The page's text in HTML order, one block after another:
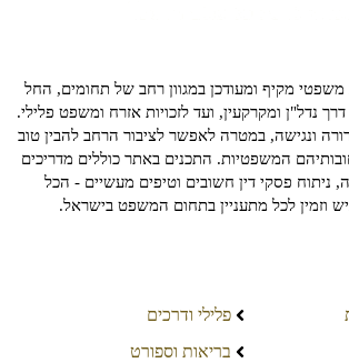
מקיף ומעודכן במגוון רחב של תחומים, החל
נדל"ן ומקרקעין, ועד לזכויות אזרח ומשפט פלילי.
ונגישה, במטרה לאפשר לציבור הרחב להבין טוב
המשפטיות. התכנים באתר כוללים מדריכים
ניתוח פסקי דין חשובים וטיפים מעשיים - הכל
וזמין לכל מתעניין בתחום המשפט בישראל.
פלילי ודרכים
בריאות וספורט